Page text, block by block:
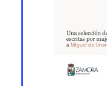
Featured
2 septiembre